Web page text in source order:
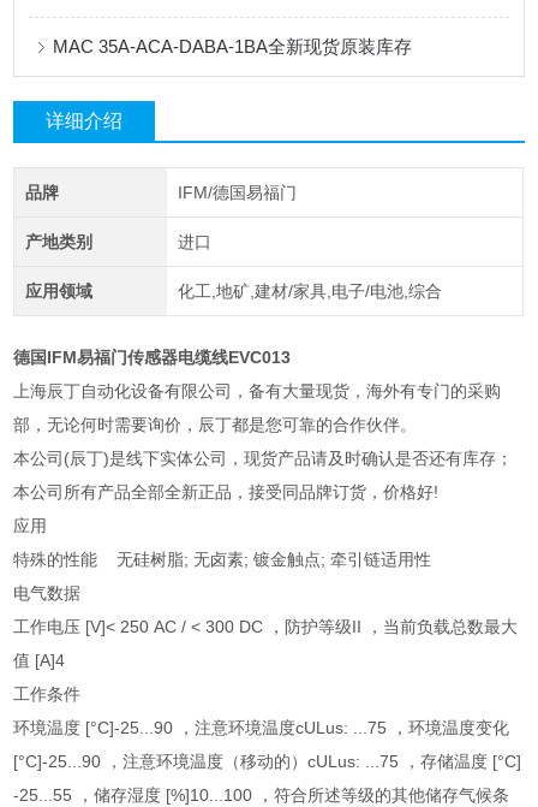
MAC 35A-ACA-DABA-1BA全新现货原装库存
详细介绍
品牌 IFM/德国易福门
产地类别 进口
应用领域 化工,地矿,建材/家具,电子/电池,综合
德国IFM易福门传感器电缆线EVC013
上海辰丁自动化设备有限公司，备有大量现货，海外有专门的采购
部，无论何时需要询价，辰丁都是您可靠的合作伙伴。
本公司(辰丁)是线下实体公司，现货产品请及时确认是否还有库存；
本公司所有产品全部全新正品，接受同品牌订货，价格好!
应用
特殊的性能 无硅树脂; 无卤素; 镀金触点; 牵引链适用性
电气数据
工作电压 [V]< 250 AC / < 300 DC ，防护等级II ，当前负载总数最大
值 [A]4
工作条件
环境温度 [°C]-25...90 ，注意环境温度cULus: ...75 ，环境温度变化
[°C]-25...90 ，注意环境温度（移动的）cULus: ...75 ，存储温度 [°C]
-25...55 ，储存湿度 [%]10...100 ，符合所述等级的其他储存气候条